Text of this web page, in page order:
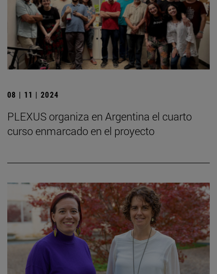
08 | 11 | 2024
PLEXUS organiza en Argentina el cuarto
curso enmarcado en el proyecto